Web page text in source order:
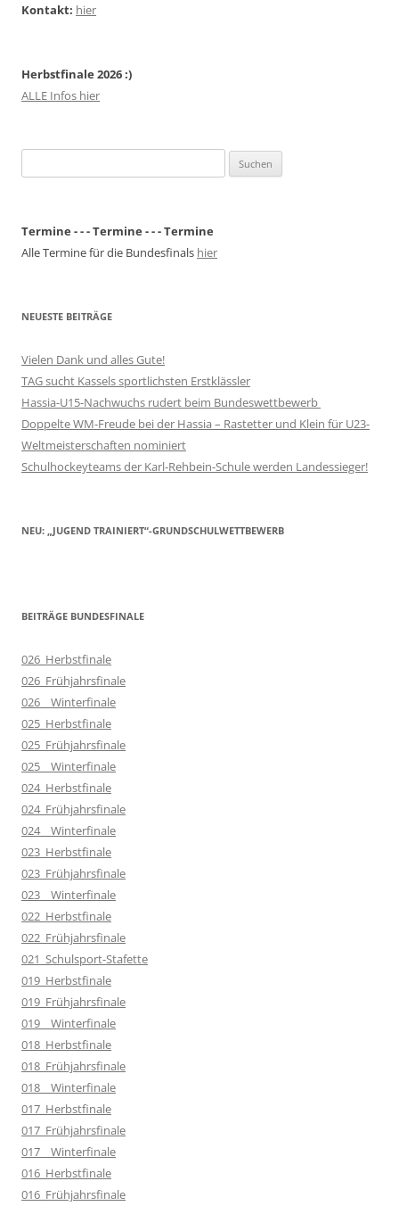
Kontakt: hier
Herbstfinale 2026 :)
ALLE Infos hier
nach:
Termine - - - Termine - - - Termine
Alle Termine für die Bundesfinals hier
NEUESTE BEITRÄGE
Vielen Dank und alles Gute!
TAG sucht Kassels sportlichsten Erstklässler
Hassia-U15-Nachwuchs rudert beim Bundeswettbewerb
Doppelte WM-Freude bei der Hassia – Rastetter und Klein für U23-
Weltmeisterschaften nominiert
Schulhockeyteams der Karl-Rehbein-Schule werden Landessieger!
NEU: „JUGEND TRAINIERT“-GRUNDSCHULWETTBEWERB
BEITRÄGE BUNDESFINALE
026_Herbstfinale
026_Frühjahrsfinale
026__Winterfinale
025_Herbstfinale
025_Frühjahrsfinale
025__Winterfinale
024_Herbstfinale
024_Frühjahrsfinale
024__Winterfinale
023_Herbstfinale
023_Frühjahrsfinale
023__Winterfinale
022_Herbstfinale
022_Frühjahrsfinale
021_Schulsport-Stafette
019_Herbstfinale
019_Frühjahrsfinale
019__Winterfinale
018_Herbstfinale
018_Frühjahrsfinale
018__Winterfinale
017_Herbstfinale
017_Frühjahrsfinale
017__Winterfinale
016_Herbstfinale
016_Frühjahrsfinale